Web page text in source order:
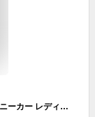
【8/1はクーポンで5％OFF】アーノルドパーマー スニーカー レディース ローカット 黒 軽量 おしゃれ かわいい 歩きやすい 履きやすい 滑りにくい ランニングシューズ AL0761 運動靴 通学 通勤 シューズ 靴【2308】送料無料